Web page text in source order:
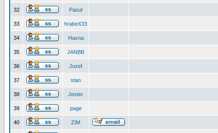
32 Pasul
33 hrabeX33
34 Haxna
35 JANBB
36 Jozef
37 stan
38 Jester
39 page
40 ZIM